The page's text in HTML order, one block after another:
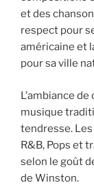
et des
respect pour
américaine et
pour sa ville
L’ambiance
musique
tendresse.
R&B, Pops et
selon le goût
de Winston.